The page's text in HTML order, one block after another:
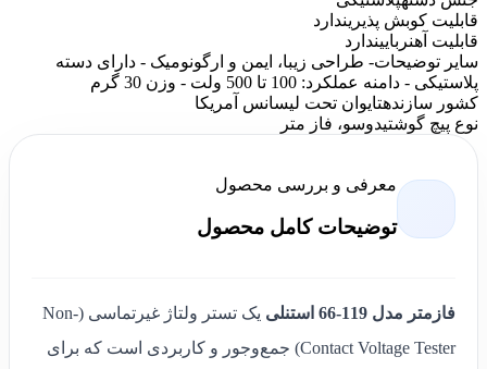
قابلیت کوبش پذیریندارد
قابلیت آهنرباییندارد
سایر توضیحات- طراحی زیبا، ایمن و ارگونومیک - دارای دسته
پلاستیکی - دامنه عملکرد: 100 تا 500 ولت - وزن 30 گرم
کشور سازندهتایوان تحت لیسانس آمریکا
نوع پیچ گوشتیدوسو، فاز متر
معرفی و بررسی محصول
توضیحات کامل محصول
فازمتر مدل 119-66 استنلی
یک تستر ولتاژ غیرتماسی (Non-
Contact Voltage Tester) جمع‌وجور و کاربردی است که برای